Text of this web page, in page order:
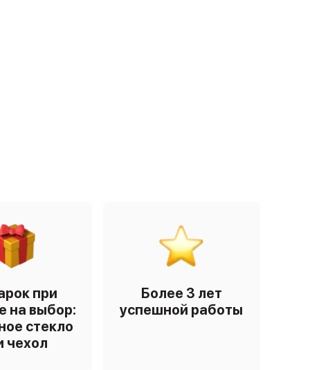
при
на выбор:
стекло
чехол
Более 3 лет
успешной работы